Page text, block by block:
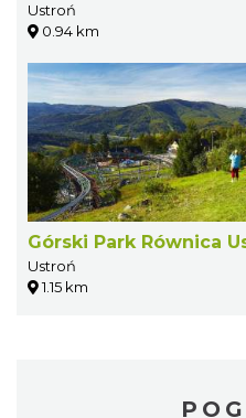
Ustroń
0.94 km
Górski Park Równica
Ustroń
1.15 km